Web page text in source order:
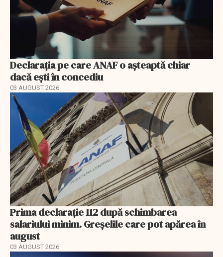
Declarația pe care ANAF o așteaptă chiar
dacă ești în concediu
03 AUGUST 2026
Prima declarație 112 după schimbarea
salariului minim. Greșelile care pot apărea în
august
03 AUGUST 2026